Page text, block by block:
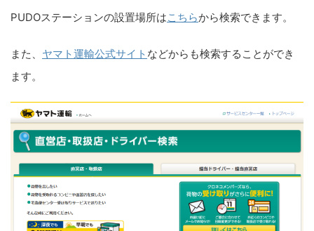
PUDOステーションの設置場所はこちらから検索できます。
また、 ヤマト運輸公式サイト などからも検索することができ
ます。